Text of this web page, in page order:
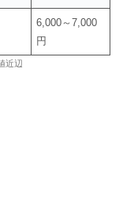
6,000～7,000
円
近辺